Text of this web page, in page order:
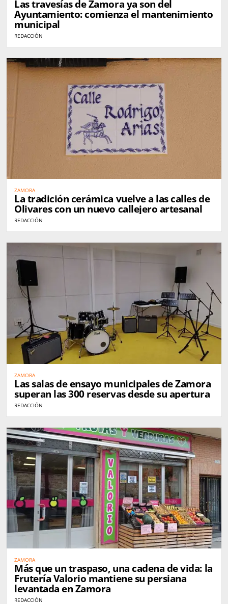
Las travesías de Zamora ya son del
Ayuntamiento: comienza el mantenimiento
municipal
REDACCIÓN
ZAMORA
La tradición cerámica vuelve a las calles de
Olivares con un nuevo callejero artesanal
REDACCIÓN
ZAMORA
Las salas de ensayo municipales de Zamora
superan las 300 reservas desde su apertura
REDACCIÓN
ZAMORA
Más que un traspaso, una cadena de vida: la
Frutería Valorio mantiene su persiana
levantada en Zamora
REDACCIÓN